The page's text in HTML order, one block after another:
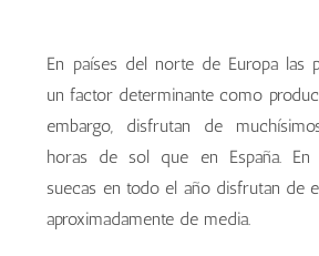
En países del norte de Europa las
un factor determinante como
embargo, disfrutan de
horas de sol que en España. En
suecas en todo el año disfrutan de
aproximadamente de media.